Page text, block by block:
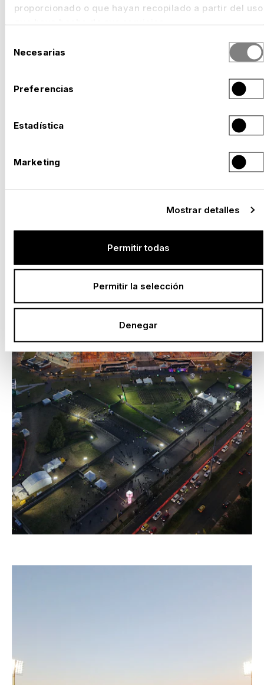
proporcionado o que hayan recopilado a partir del uso
deNecesarias
Preferencias
Estadística
Marketing
Mostrar detalles
Permitir todas
Permitir la selección
Denegar
TRIBUNAS PARA SU EVENTO
PARA MOMENTOS DE PIEL DE
VIVE CLARO KONZERT ARENA, BOGOTÁ
Colombia, 2025 – 2030